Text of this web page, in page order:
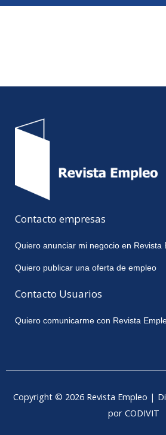
Contacto empresas
Quiero anunciar mi negocio en Revista
Quiero publicar una oferta de empleo
Contacto Usuarios
Quiero comunicarme con Revista
Copyright © 2026 Revista Empleo |
por CODIVIT